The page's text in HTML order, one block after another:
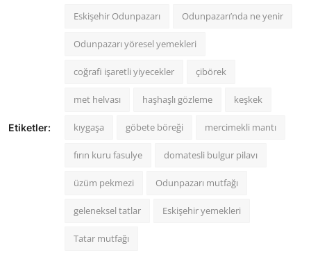
Etiketler:
Eskişehir Odunpazarı Odunpazarı’nda ne yenir
Odunpazarı yöresel yemekleri
coğrafi işaretli yiyecekler çibörek
met helvası haşhaşlı gözleme keşkek
kıygaşa göbete böreği mercimekli mantı
fırın kuru fasulye domatesli bulgur pilavı
üzüm pekmezi Odunpazarı mutfağı
geleneksel tatlar Eskişehir yemekleri
Tatar mutfağı